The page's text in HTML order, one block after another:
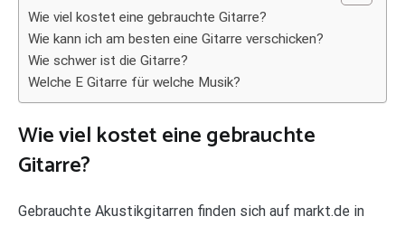
Wie viel kostet eine gebrauchte Gitarre?
Wie kann ich am besten eine Gitarre verschicken?
Wie schwer ist die Gitarre?
Welche E Gitarre für welche Musik?
Wie viel kostet eine gebrauchte
Gitarre?
Gebrauchte Akustikgitarren finden sich auf markt.de in